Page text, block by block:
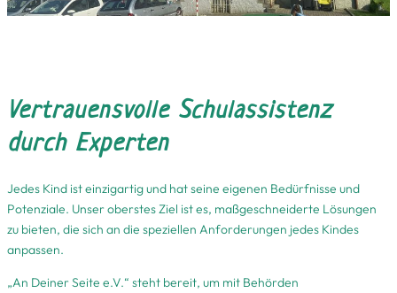
Vertrauensvolle Schulassistenz
durch Experten
Jedes Kind ist einzigartig und hat seine eigenen Bedürfnisse und
Potenziale. Unser oberstes Ziel ist es, maßgeschneiderte Lösungen
zu bieten, die sich an die speziellen Anforderungen jedes Kindes
anpassen.
„An Deiner Seite e.V.“ steht bereit, um mit Behörden